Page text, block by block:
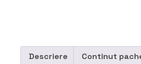
Descriere Continut